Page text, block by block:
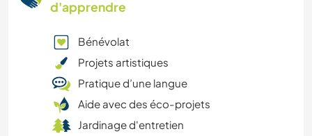
d'apprendre
Bénévolat
Projets artistiques
Pratique d’une langue
Aide avec des éco-projets
Jardinage d'entretien